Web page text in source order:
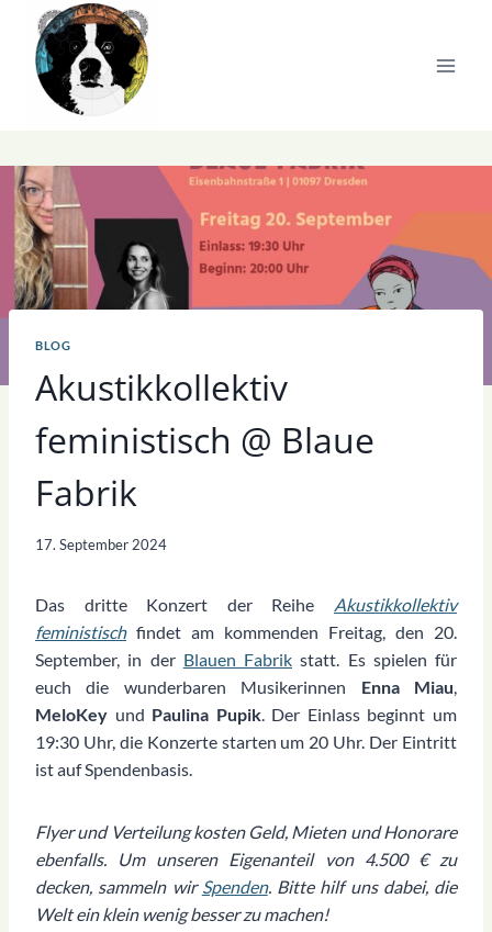
Inhalt
springen
BLOG
Akustikkollektiv
feministisch @ Blaue
Fabrik
17. September 2024
Das dritte Konzert der Reihe Akustikkollektiv
feministischfindet am kommenden Freitag, den 20.
September, in der Blauen Fabrik statt. Es spielen für
euch die wunderbaren Musikerinnen Enna Miau
MeloKey und Paulina Pupik. Der Einlass beginnt um
19:30 Uhr, die Konzerte starten um 20 Uhr. Der Eintritt
ist auf Spendenbasis.
Flyer und Verteilung kosten Geld, Mieten und Honorare
ebenfalls. Um unseren Eigenanteil von 4.500 € zu
decken, sammeln wir Spenden. Bitte hilf uns dabei, die
Welt ein klein wenig besser zu machen!